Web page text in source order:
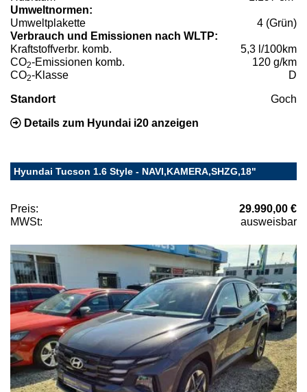
Umweltnormen:
Umweltplakette
4 (Grün)
Verbrauch und Emissionen nach WLTP:
Kraftstoffverbr. komb.
5,3 l/100km
CO2-Emissionen komb.
120 g/km
CO2-Klasse D
Standort Goch
Details zum Hyundai i20 anzeigen
Hyundai Tucson 1.6 Style - NAVI,KAMERA,SHZG,18"
Preis:
29.990,00 €
MWSt:
ausweisbar